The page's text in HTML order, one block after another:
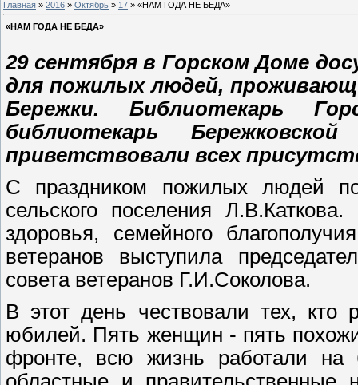
Главная » 2016 » Октябрь » 17 » «НАМ ГОДА НЕ БЕДА»
«НАМ ГОДА НЕ БЕДА»
29 сентября в Горском Доме
для пожилых людей,
Бережки. Библиотекарь
библиотекарь
приветствовали всех
С праздником пожилых людей
сельского поселения
здоровья, семейного
ветеранов выступила
совета ветеранов Г.И.Соколова.
В этот день чествовали тех, кто
юбилей. Пять женщин - пять
фронте, всю жизнь работали на